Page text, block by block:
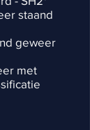
staand
geweer
met